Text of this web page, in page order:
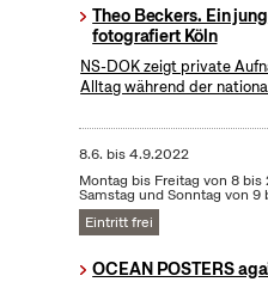
Theo Beckers. Ein
fotografiert Köln
NS-DOK zeigt private
Alltag während der
8.6. bis4.9.2022
Montag bis Freitag von 8 bis
Samstag und Sonntag von 9
Eintritt frei
OCEAN POSTERS